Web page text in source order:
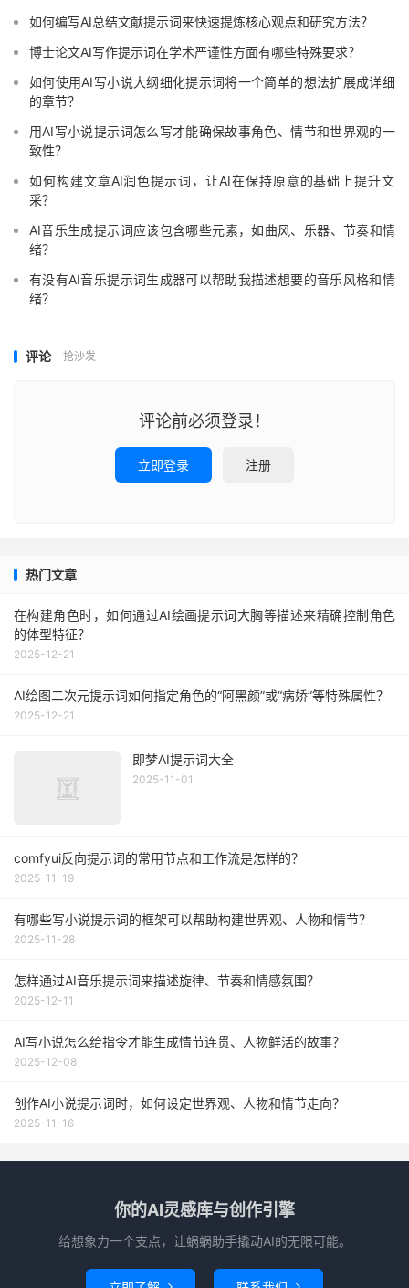
如何编写AI总结文献提示词来快速提炼核心观点和研究方法？
博士论文AI写作提示词在学术严谨性方面有哪些特殊要求？
如何使用AI写小说大纲细化提示词将一个简单的想法扩展成详细
的章节？
用AI写小说提示词怎么写才能确保故事角色、情节和世界观的一
致性？
如何构建文章AI润色提示词，让AI在保持原意的基础上提升文
采？
AI音乐生成提示词应该包含哪些元素，如曲风、乐器、节奏和情
绪？
有没有AI音乐提示词生成器可以帮助我描述想要的音乐风格和情
绪？
评论 抢沙发
评论前必须登录！
立即登录 注册
热门文章
在构建角色时，如何通过AI绘画提示词大胸等描述来精确控制角色
的体型特征？
2025-12-21
AI绘图二次元提示词如何指定角色的“阿黑颜”或“病娇”等特殊属性？
2025-12-21
即梦AI提示词大全
2025-11-01
comfyui反向提示词的常用节点和工作流是怎样的？
2025-11-19
有哪些写小说提示词的框架可以帮助构建世界观、人物和情节？
2025-11-28
怎样通过AI音乐提示词来描述旋律、节奏和情感氛围？
2025-12-11
AI写小说怎么给指令才能生成情节连贯、人物鲜活的故事？
2025-12-08
创作AI小说提示词时，如何设定世界观、人物和情节走向？
2025-11-16
你的AI灵感库与创作引擎
给想象力一个支点，让蜗蜗助手撬动AI的无限可能。